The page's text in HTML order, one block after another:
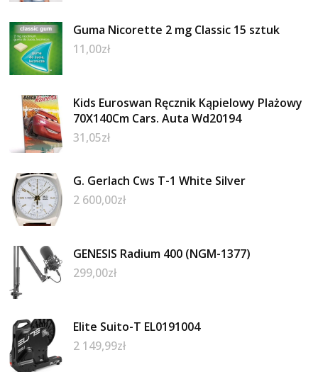
Guma Nicorette 2 mg Classic 15 sztuk
11,00zł
Kids Euroswan Ręcznik Kąpielowy Plażowy
70X140Cm Cars. Auta Wd20194
31,05zł
G. Gerlach Cws T-1 White Silver
2 600,00zł
GENESIS Radium 400 (NGM-1377)
299,00zł
Elite Suito-T EL0191004
2 149,99zł